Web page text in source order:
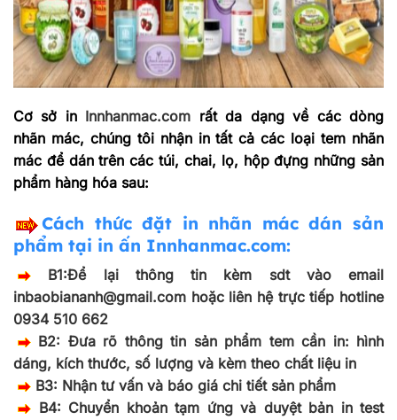
Cơ sở in Innhanmac.com rất da dạng về các dòng
nhãn mác, chúng tôi nhận in tất cả các loại tem nhãn
mác để dán trên các túi, chai, lọ, hộp đựng những sản
phẩm hàng hóa sau:
Cách thức đặt in nhãn mác dán sản
phẩm tại in ấn Innhanmac.com:
B1:Để lại thông tin kèm sdt vào email
inbaobiananh@gmail.com hoặc liên hệ trực tiếp hotline
0934 510 662
B2: Đưa rõ thông tin sản phẩm tem cần in: hình
dáng, kích thước, số lượng và kèm theo chất liệu in
B3: Nhận tư vấn và báo giá chi tiết sản phẩm
B4: Chuyển khoản tạm ứng và duyệt bản in test